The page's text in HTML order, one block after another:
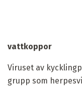
vattkoppor
Viruset av
grupp som